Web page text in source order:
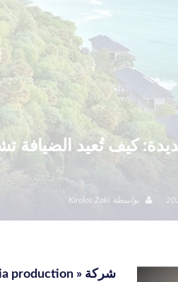
كيف تُعيد الضيافة
بواسطة Kirolos Zaki